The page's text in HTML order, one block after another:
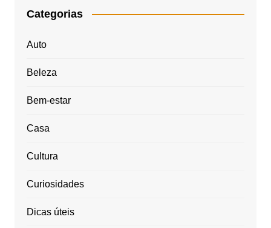
Categorias
Auto
Beleza
Bem-estar
Casa
Cultura
Curiosidades
Dicas úteis